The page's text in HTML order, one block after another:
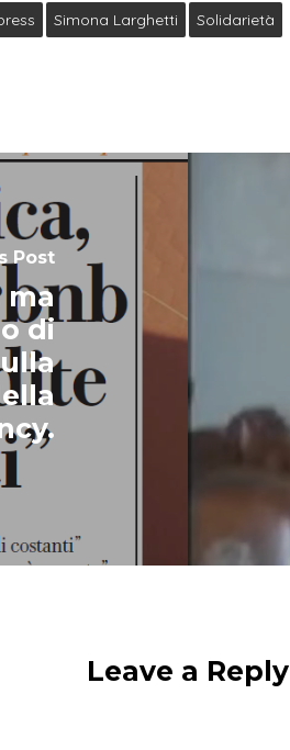
Simona Larghetti Solidarietà
Post
ma
di
Leave a Reply